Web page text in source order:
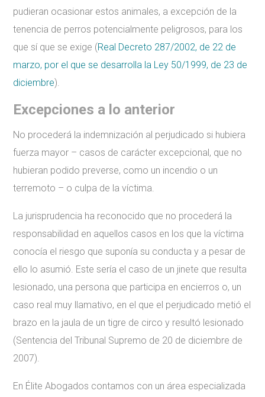
pudieran ocasionar estos animales, a excepción de la
tenencia de perros potencialmente peligrosos, para los
que sí que se exige (Real Decreto 287/2002, de 22 de
marzo, por el que se desarrolla la Ley 50/1999, de 23 de
diciembre).
Excepciones a lo anterior
No procederá la indemnización al perjudicado si hubiera
fuerza mayor – casos de carácter excepcional, que no
hubieran podido preverse, como un incendio o un
terremoto – o culpa de la víctima.
La jurisprudencia ha reconocido que no procederá la
responsabilidad en aquellos casos en los que la víctima
conocía el riesgo que suponía su conducta y a pesar de
ello lo asumió. Este sería el caso de un jinete que resulta
lesionado, una persona que participa en encierros o, un
caso real muy llamativo, en el que el perjudicado metió el
brazo en la jaula de un tigre de circo y resultó lesionado
(Sentencia del Tribunal Supremo de 20 de diciembre de
2007).
En Élite Abogados contamos con un área especializada